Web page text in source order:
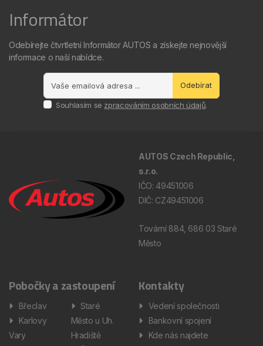
Informátor
Odebírejte čtvrtletní Informátor AUTOS a získejte nejnovější
informace o naší nabídce.
Odebírat
Souhlasím se zpracováním osobních údajů.
AUTOS Czech Republic,
s.r.o.
IČO: 49451006
DIČ: CZ49451006
Tovární 884, 686 03 Staré
Město
Pobočky a zastoupení
Břeclav
Karlovy
Vary
Staré
Město u Uh.
Hradiště
Kontakty
Vedení společnosti
Bankovní spojení
Kde nás najdete